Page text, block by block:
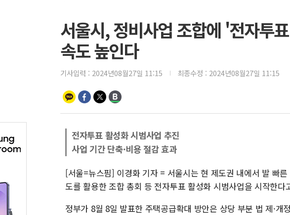
서울시, 정비사업 조합에 '전자투
속도 높인다
기사입력 : 2024년08월27일 11:15 최종수정 : 2024년08월27일 11:15
전자투표 활성화 시범사업 추진
사업 기간 단축·비용 절감 효과
[서울=뉴스핌] 이경화 기자 = 서울시는 현 제도권 내에서 발 빠
도를 활용한 조합 총회 등 전자투표 활성화 시범사업을 시작한다
정부가 8월 8일 발표한 주택공급확대 방안은 상당 부분 법 제·개